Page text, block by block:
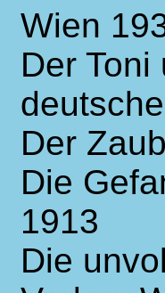
Wien
Der
Der
Die
1913
Die